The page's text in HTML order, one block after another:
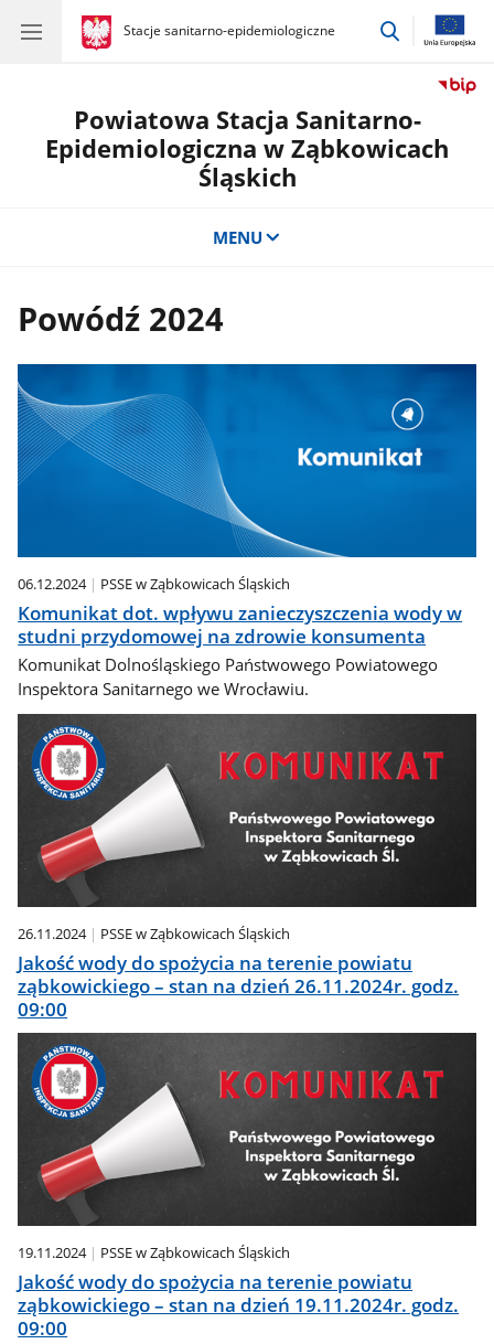
gov.pl
Stacje sanitarno-epidemiologiczne
gov.pl
Stacje
przejdź
Powiatowa Stacja Sanitarno-
Epidemiologiczna w Ząbkowicach
Śląskich
MENU
Powódź 2024
06.12.2024 PSSE w Ząbkowicach Śląskich
Komunikat dot. wpływu zanieczyszczenia wody w
studni przydomowej na zdrowie konsumenta
Komunikat Dolnośląskiego Państwowego Powiatowego
Inspektora Sanitarnego we Wrocławiu.
26.11.2024 PSSE w Ząbkowicach Śląskich
Jakość wody do spożycia na terenie powiatu
ząbkowickiego – stan na dzień 26.11.2024r. godz.
09:00
19.11.2024 PSSE w Ząbkowicach Śląskich
Jakość wody do spożycia na terenie powiatu
ząbkowickiego – stan na dzień 19.11.2024r. godz.
09:00